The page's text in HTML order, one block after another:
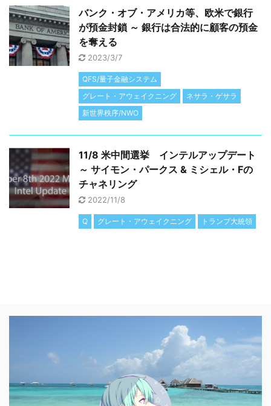
バンク・オブ・アメリカ等、欧米で銀行
が預金封鎖 ～ 銀行は合法的に顧客の預金
を奪える
2023/3/7
QFS/量子金融システム
グレート・アウェイクニング
ネサラ・ゲサラ
新世界秩序/NWO
11/8 米中間選挙 インテルアップデート
～ サイモン・パークス & ミシェル・Fの
チャネリング
2022/11/8
Q グレート・アウェイクニング トランプ大統領